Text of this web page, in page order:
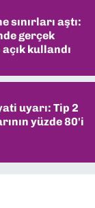
sınırları aştı:
gerçek
kullandı
uyarı: Tip 2
yüzde 80'i